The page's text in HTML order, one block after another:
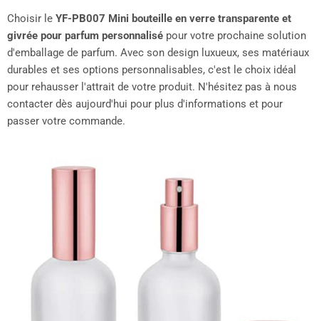
Choisir le YF-PB007 Mini bouteille en verre transparente et
givrée pour parfum personnalisé pour votre prochaine solution
d'emballage de parfum. Avec son design luxueux, ses matériaux
durables et ses options personnalisables, c'est le choix idéal
pour rehausser l'attrait de votre produit. N'hésitez pas à nous
contacter dès aujourd'hui pour plus d'informations et pour
passer votre commande.